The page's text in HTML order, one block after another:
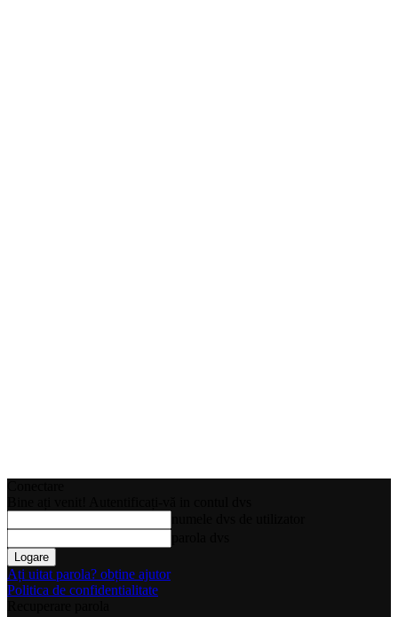
Ați uitat parola? obține ajutor
Politica de confidentialitate